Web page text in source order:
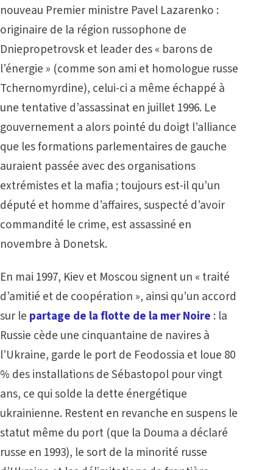
nouveau Premier ministre Pavel Lazarenko :
originaire de la région russophone de
Dniepropetrovsk et leader des « barons de
l’énergie » (comme son ami et homologue russe
Tchernomyrdine), celui-ci a même échappé à
une tentative d’assassinat en juillet 1996. Le
gouvernement a alors pointé du doigt l’alliance
que les formations parlementaires de gauche
auraient passée avec des organisations
extrémistes et la mafia ; toujours est-il qu’un
député et homme d’affaires, suspecté d’avoir
commandité le crime, est assassiné en
novembre à Donetsk.
En mai 1997, Kiev et Moscou signent un « traité
d’amitié et de coopération », ainsi qu’un accord
sur le partage de la flotte de la mer Noire : la
Russie cède une cinquantaine de navires à
l’Ukraine, garde le port de Feodossia et loue 80
% des installations de Sébastopol pour vingt
ans, ce qui solde la dette énergétique
ukrainienne. Restent en revanche en suspens le
statut même du port (que la Douma a déclaré
russe en 1993), le sort de la minorité russe